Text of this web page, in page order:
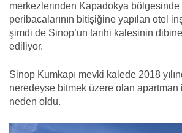
merkezlerinden Kapadokya bölgesinde
peribacalarının bitişiğine yapılan otel
şimdi de Sinop’un tarihi kalesinin
ediliyor.
Sinop Kumkapı mevki kalede 2018
neredeyse bitmek üzere olan apartman
neden oldu.